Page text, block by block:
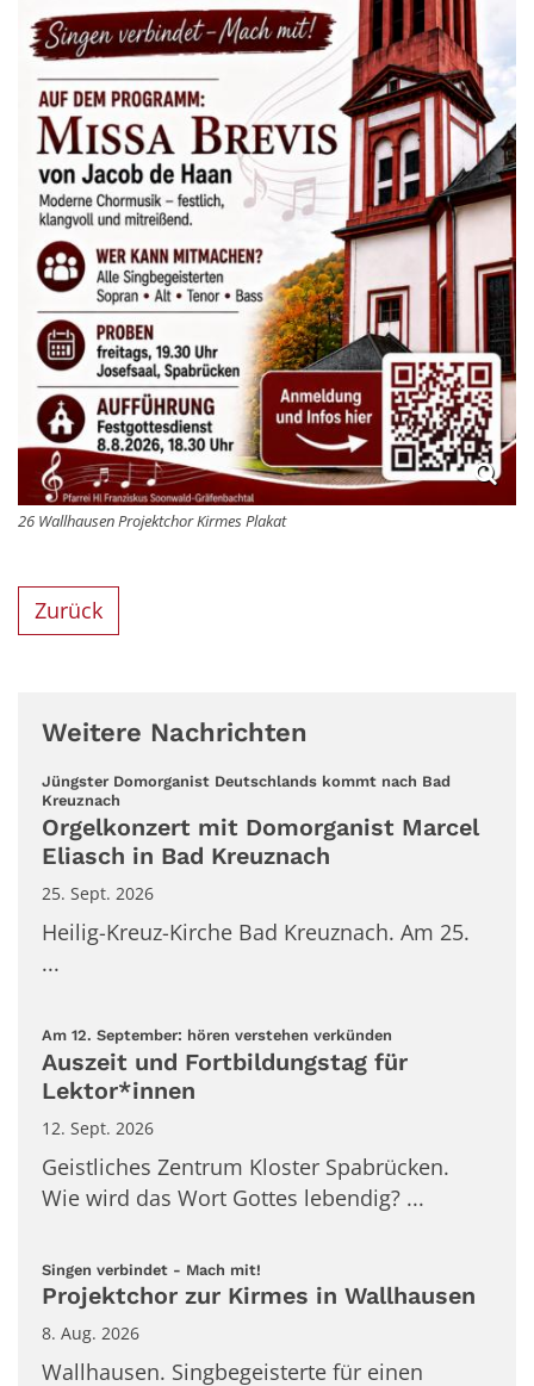
26 Wallhausen Projektchor Kirmes Plakat
Zurück
Weitere Nachrichten
Jüngster Domorganist Deutschlands kommt nach Bad
Kreuznach
Orgelkonzert mit Domorganist Marcel
Eliasch in Bad Kreuznach
25. Sept. 2026
Heilig-Kreuz-Kirche Bad Kreuznach. Am 25.
...
Am 12. September: hören verstehen verkünden
Auszeit und Fortbildungstag für
Lektor*innen
12. Sept. 2026
Geistliches Zentrum Kloster Spabrücken.
Wie wird das Wort Gottes lebendig? ...
Singen verbindet - Mach mit!
Projektchor zur Kirmes in Wallhausen
8. Aug. 2026
Wallhausen. Singbegeisterte für einen